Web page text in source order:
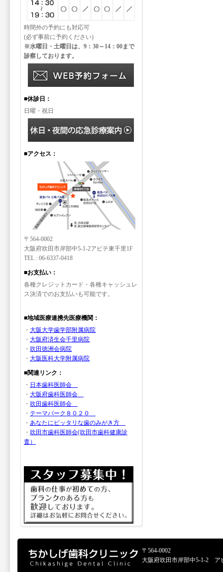
時間外の予約にも対応可
(必ず事前に予約ください)
※水曜日・土曜日は、9：30～14：00まで
診察しております。
■休診日：
日曜・祝日
■アクセス：
〒564-0002
大阪府吹田市岸部中5-1-2アビテ東千里1F
TEL : 06-6337-0418
■お支払い：
各種クレジットカード・各種キャッシュレ
ス決済でのお支払いも可能です。
■地域医療連携先医療機関：
・ 大阪大学歯学部附属病院
・ 大阪府済生会千里病院
・ 吹田徳洲会病院
・ 大阪医科大学附属病院
■関連リンク：
・ 日本歯科医師会
・ 大阪府歯科医師会
・ 吹田歯科医師会
・ テーマパーク８０２０
・ あなたにピッタリな歯のみがき方
・ 吹田市歯科医師会(吹田市歯科健康診
査）
〒564-0002
大阪府吹田市岸部中5-1-2 ア